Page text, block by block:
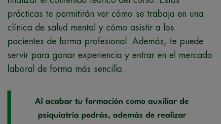
prácticas te permitirán ver cómo se trabaja en una
clínica de salud mental y cómo asistir a los
pacientes de forma profesional. Además, te puede
servir para ganar experiencia y entrar en el mercado
laboral de forma más sencilla.
Al acabar tu formación como auxiliar de
psiquiatría podrás, además de realizar